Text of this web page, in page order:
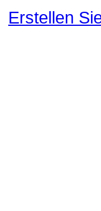
Erstellen